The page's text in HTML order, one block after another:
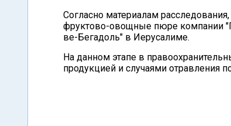
Согласно материалам
фруктово-овощные пюре компании
ве-Бегадоль" в Иерусалиме.
На данном этапе в
продукцией и случаями отравления